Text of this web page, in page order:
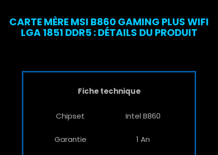
CARTE MÈRE MSI B860 GAMING PLUS WIFI
LGA 1851 DDR5 : DÉTAILS DU PRODUIT
Fiche technique
Chipset Intel B860
Garantie 1 An